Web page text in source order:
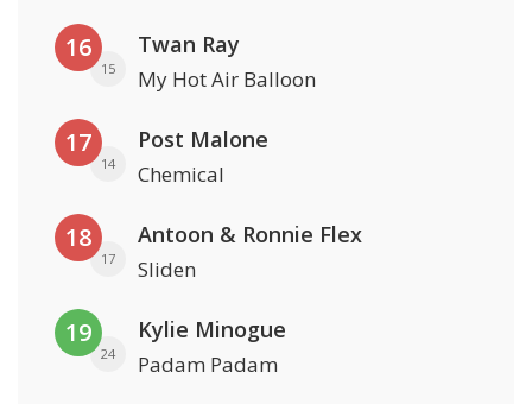
16
15
Twan Ray
My Hot Air Balloon
17
14
Post Malone
Chemical
18
17
Antoon & Ronnie Flex
Sliden
19
24
Kylie Minogue
Padam Padam